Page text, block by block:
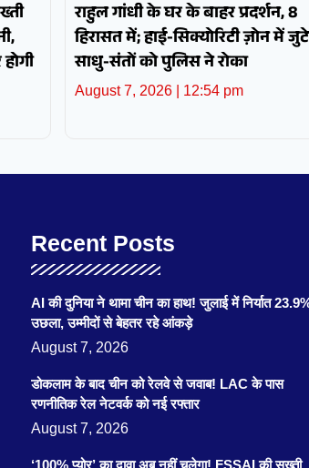
राहुल गांधी के घर के बाहर प्रदर्शन, 8
हिरासत में; हाई-सिक्योरिटी ज़ोन में जुटे
साधु-संतों को पुलिस ने रोका
August 7, 2026 12:54 pm
Recent Posts
AI की दुनिया ने थामा चीन का हाथ! जुलाई में निर्यात
उछला, उम्मीदों से बेहतर रहे आंकड़े
August 7, 2026
डोकलाम के बाद चीन को रेलवे से जवाब! LAC के पास
रणनीतिक रेल नेटवर्क को नई रफ्तार
August 7, 2026
‘100% प्योर’ का दावा अब नहीं चलेगा! FSSAI की सख्ती,